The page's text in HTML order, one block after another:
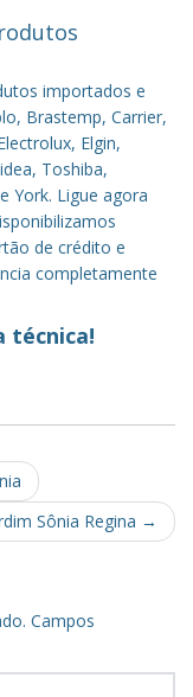
importados e
Brastemp, Carrier,
Elgin,
Toshiba,
York. Ligue agora
de crédito e
completamente
técnica!
Sônia Regina →
Campos